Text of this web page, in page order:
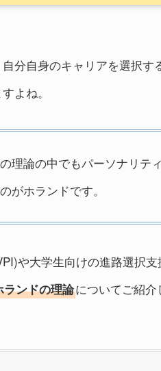
分自身のキャリアを選択
よね。
理論の中でもパーソナリテ
がホランドです。
や大学生向けの進路選択
ランドの理論についてご紹介